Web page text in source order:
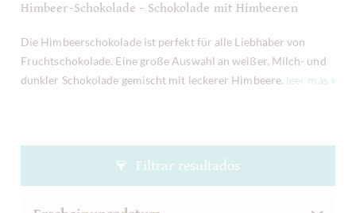
Himbeer-Schokolade - Schokolade mit Himbeeren
Die Himbeerschokolade ist perfekt für alle Liebhaber von
Fruchtschokolade. Eine große Auswahl an weißer, Milch- und
dunkler Schokolade gemischt mit leckerer Himbeere. leer más »
Filtrar resultados